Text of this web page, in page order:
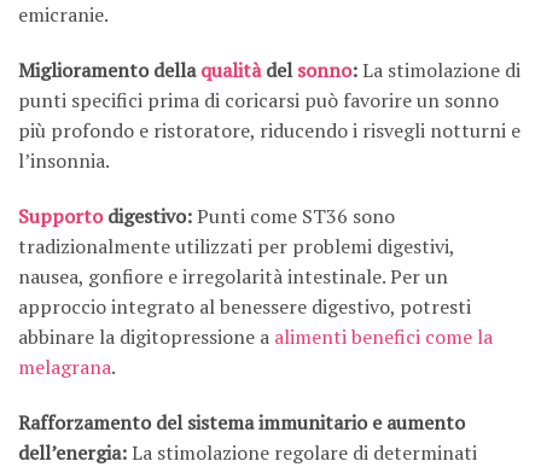
emicranie.
Miglioramento dellaqualitàdelsonno:La stimolazione di
punti specifici prima di coricarsi può favorire un sonno
più profondo e ristoratore, riducendo i risvegli notturni e
l’insonnia.
Supportodigestivo:Punti come ST36 sono
tradizionalmente utilizzati per problemi digestivi,
nausea, gonfiore e irregolarità intestinale. Per un
approccio integrato al benessere digestivo, potresti
abbinare la digitopressione a alimenti benefici come la
melagrana.
Rafforzamento del sistema immunitario e aumento
dell’energia:La stimolazione regolare di determinati